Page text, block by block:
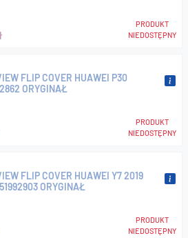
PRODUKT
NIEDOSTĘPNY
FLIP COVER HUAWEI P30
ORYGINAŁ
PRODUKT
NIEDOSTĘPNY
FLIP COVER HUAWEI Y7 2019
ORYGINAŁ
PRODUKT
NIEDOSTĘPNY